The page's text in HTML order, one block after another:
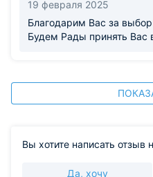
19 февраля 2025
Благодарим Вас за
Будем Рады принять Вас
Вы хотите написать отзыв
Да, хочу